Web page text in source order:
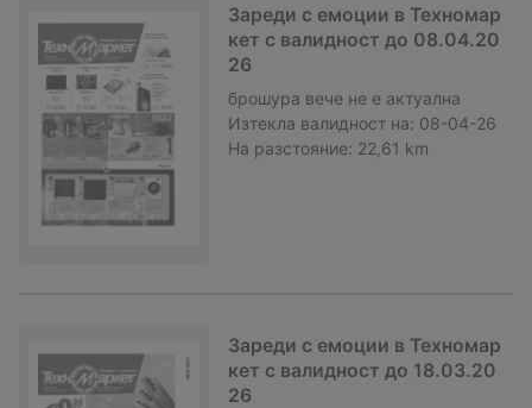
Зареди с емоции в Техномар
кет с валидност до 08.04.20
26
брошура вече не е актуална
Изтекла валидност на: 08-04-26
На разстояние: 22,61 km
Зареди с емоции в Техномар
кет с валидност до 18.03.20
26